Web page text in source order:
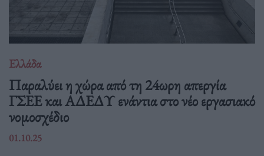
Ελλάδα
Παραλύει η χώρα από τη 24ωρη απεργία
ΓΣΕΕ και ΑΔΕΔΥ ενάντια στο νέο εργασιακό
νομοσχέδιο
01.10.25